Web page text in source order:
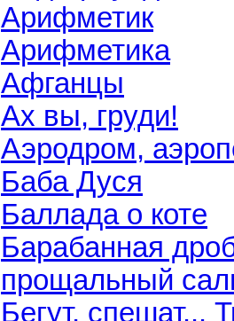
Арифметик
Арифметика
Афганцы
Ах вы, груди!
Аэродром,
Баба Дуся
Баллада о коте
Барабанная
прощальный
Бегут, спешат...